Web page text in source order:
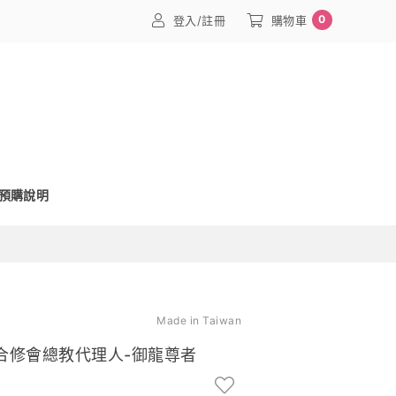
登入/註冊 購物車 0
購說明
Made in Taiwan
修會總教代理人-御龍尊者